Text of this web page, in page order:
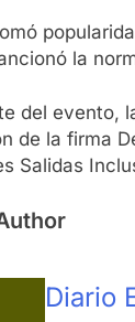
la
del evento,
de la firma
Salidas
Diario